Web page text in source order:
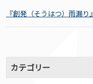
『創発（そうはつ）雨漏り』
カテゴリー